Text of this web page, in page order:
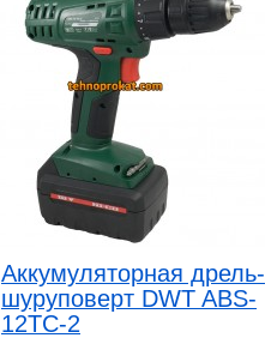
Аккумуляторная дрель-
шуруповерт DWT ABS-
12TC-2